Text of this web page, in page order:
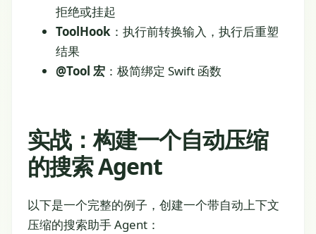
拒绝或挂起
ToolHook ：执行前转换输入，执行后重塑
结果
@Tool 宏 ：极简绑定 Swift 函数
实战：构建一个自动压缩
的搜索 Agent
以下是一个完整的例子，创建一个带自动上下文
压缩的搜索助手 Agent：